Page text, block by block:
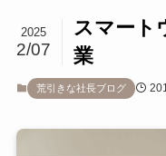
スマート
業
2025
2/07
荒引きな社長ブログ